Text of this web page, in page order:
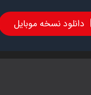
دانلود نسخه موبایل